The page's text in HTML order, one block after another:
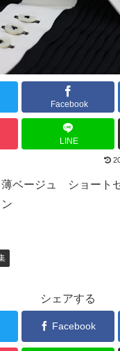
Facebook
LINE
薄ベージュ ショート
シェアする
Facebook